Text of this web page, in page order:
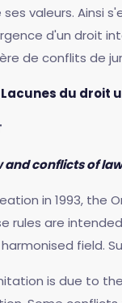
valeurs. Ainsi
d'un droit
de conflits de
Lacunes du droit
and conflicts of
in 1993, the
rules are
field.
is due to